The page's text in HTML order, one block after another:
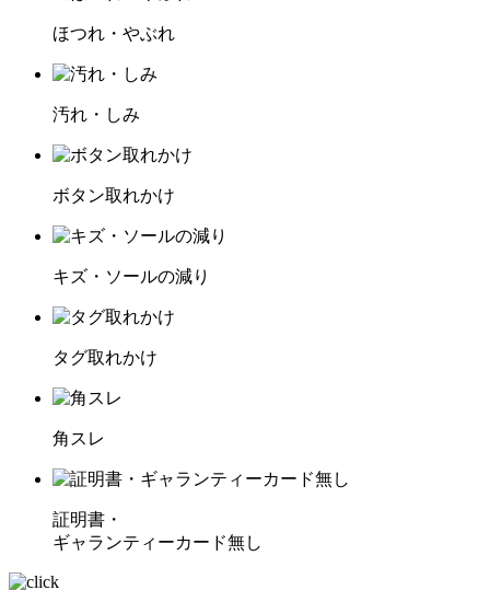
ほつれ・やぶれ
汚れ・しみ
ボタン取れかけ
キズ・ソールの減り
タグ取れかけ
角スレ
証明書・
ギャランティーカード無し